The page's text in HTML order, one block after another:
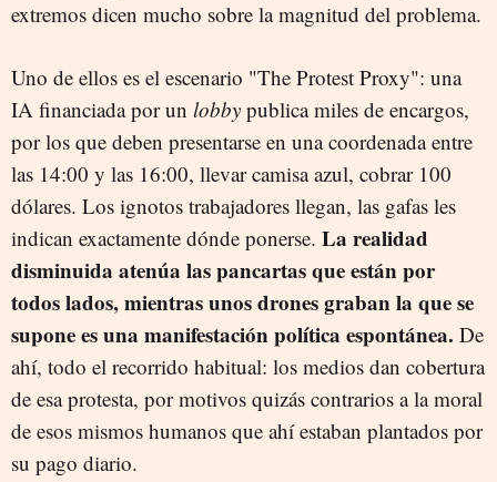
extremos dicen mucho sobre la magnitud del problema.
Uno de ellos es el escenario "The Protest Proxy": una
IA financiada por un lobby publica miles de encargos,
por los que deben presentarse en una coordenada entre
las 14:00 y las 16:00, llevar camisa azul, cobrar 100
dólares. Los ignotos trabajadores llegan, las gafas les
indican exactamente dónde ponerse. La realidad
disminuida atenúa las pancartas que están por
todos lados, mientras unos drones graban la que se
supone es una manifestación política espontánea. De
ahí, todo el recorrido habitual: los medios dan cobertura
de esa protesta, por motivos quizás contrarios a la moral
de esos mismos humanos que ahí estaban plantados por
su pago diario.